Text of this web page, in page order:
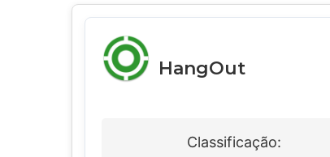
HangOut
Classificação: